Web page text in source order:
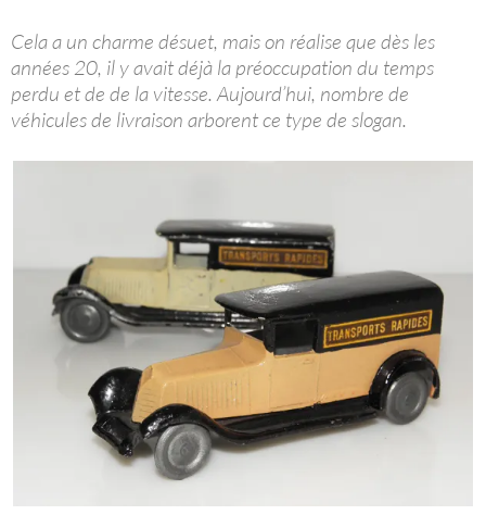
Cela a un charme désuet, mais on réalise que dès les
années 20, il y avait déjà la préoccupation du temps
perdu et de de la vitesse. Aujourd’hui, nombre de
véhicules de livraison arborent ce type de slogan.